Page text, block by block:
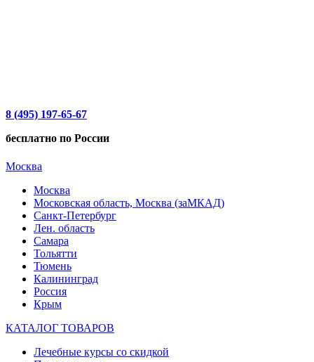
8 (495) 197-65-67
бесплатно по России
Москва
Москва
Московская область, Москва (заМКАД)
Санкт-Петербург
Лен. область
Самара
Тольятти
Тюмень
Калининград
Россия
Крым
КАТАЛОГ ТОВАРОВ
Лечебные курсы со скидкой